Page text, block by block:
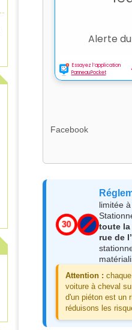
Facebook
30
limitée
toute la
rue de
Attention :
voiture à cheval
d'un piéton est un
réduisons les